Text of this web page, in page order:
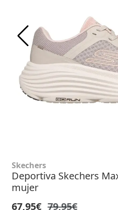
Skechers
Deportiva Skechers
mujer
67,95€ 79,95€